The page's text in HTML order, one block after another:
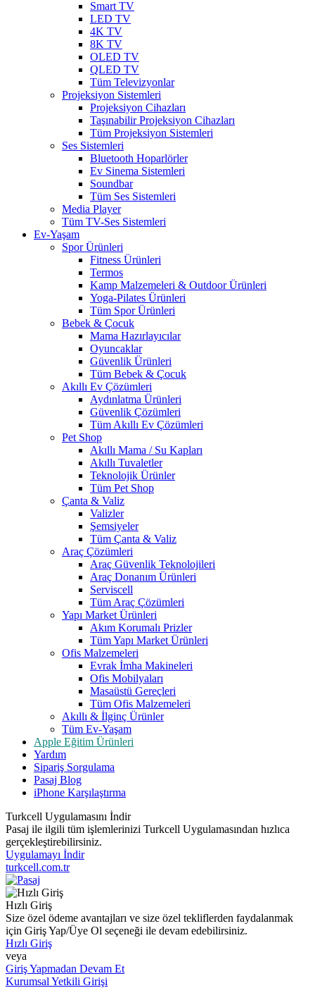
Smart TV
LED TV
4K TV
8K TV
OLED TV
QLED TV
Tüm Televizyonlar
Projeksiyon Sistemleri
Projeksiyon Cihazları
Taşınabilir Projeksiyon Cihazları
Tüm Projeksiyon Sistemleri
Ses Sistemleri
Bluetooth Hoparlörler
Ev Sinema Sistemleri
Soundbar
Tüm Ses Sistemleri
Media Player
Tüm TV-Ses Sistemleri
Ev-Yaşam
Spor Ürünleri
Fitness Ürünleri
Termos
Kamp Malzemeleri & Outdoor Ürünleri
Yoga-Pilates Ürünleri
Tüm Spor Ürünleri
Bebek & Çocuk
Mama Hazırlayıcılar
Oyuncaklar
Güvenlik Ürünleri
Tüm Bebek & Çocuk
Akıllı Ev Çözümleri
Aydınlatma Ürünleri
Güvenlik Çözümleri
Tüm Akıllı Ev Çözümleri
Pet Shop
Akıllı Mama / Su Kapları
Akıllı Tuvaletler
Teknolojik Ürünler
Tüm Pet Shop
Çanta & Valiz
Valizler
Şemsiyeler
Tüm Çanta & Valiz
Araç Çözümleri
Araç Güvenlik Teknolojileri
Araç Donanım Ürünleri
Serviscell
Tüm Araç Çözümleri
Yapı Market Ürünleri
Akım Korumalı Prizler
Tüm Yapı Market Ürünleri
Ofis Malzemeleri
Evrak İmha Makineleri
Ofis Mobilyaları
Masaüstü Gereçleri
Tüm Ofis Malzemeleri
Akıllı & İlginç Ürünler
Tüm Ev-Yaşam
Apple Eğitim Ürünleri
Yardım
Sipariş Sorgulama
Pasaj Blog
iPhone Karşılaştırma
Turkcell Uygulamasını İndir
Pasaj ile ilgili tüm işlemlerinizi Turkcell Uygulamasından hızlıca
gerçekleştirebilirsiniz.
Uygulamayı İndir
turkcell.com.tr
Hızlı Giriş
Size özel ödeme avantajları ve size özel tekliflerden faydalanmak
için Giriş Yap/Üye Ol seçeneği ile devam edebilirsiniz.
Hızlı Giriş
veya
Giriş Yapmadan Devam Et
Kurumsal Yetkili Girişi